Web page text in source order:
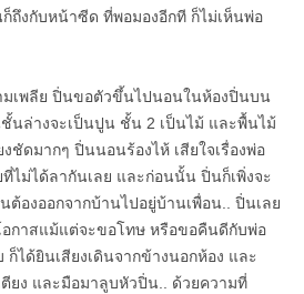
ก็ถึงกับหน้าซีด ที่พอมองอีกที ก็ไม่เห็นพ่อ
มเพลีย ปิ่นขอตัวขึ้นไปนอนในห้องปิ่นบน
นล่างจะเป็นปูน ชั้น 2 เป็นไม้ และพื้นไม้
ชัดมากๆ ปิ่นนอนร้องไห้ เสียใจเรื่องพ่อ
ที่ไม่ได้ลากันเลย และก่อนนั้น ปิ่นก็เพิ่งจะ
ต้องออกจากบ้านไปอยู่บ้านเพื่อน.. ปิ่นเลย
อกาสแม้แต่จะขอโทษ หรือขอคืนดีกับพ่อ
ได้ยินเสียงเดินจากข้างนอกห้อง และ
ยง และมือมาลูบหัวปิ่น.. ด้วยความที่